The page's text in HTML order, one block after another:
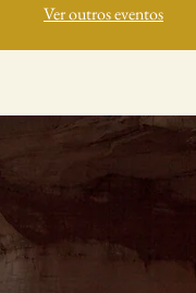
Ver outros eventos